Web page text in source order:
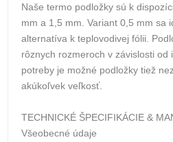
Naše termo podložky sú k
mm a 1,5 mm. Variant 0,5 mm sa
alternatíva k teplovodivej fólii.
rôznych rozmeroch v závislosti od
potreby je možné podložky tiež
akúkoľvek veľkosť.
TECHNICKÉ ŠPECIFIKÁCIE &
Všeobecné údaje